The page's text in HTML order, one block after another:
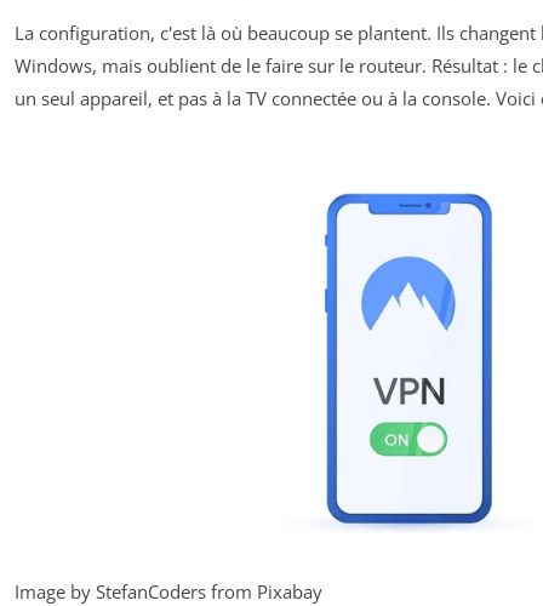
La configuration, c'est là où beaucoup se plantent. Ils changent
Windows, mais oublient de le faire sur le routeur. Résultat : le
un seul appareil, et pas à la TV connectée ou à la console.
Image by StefanCoders from Pixabay